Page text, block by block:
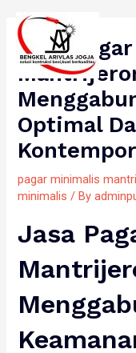
content
Jasa
Optimal
pagar minimalis
minimalis / By
Jasa